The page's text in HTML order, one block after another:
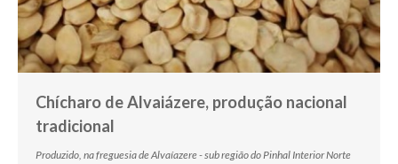
Chícharo de Alvaiázere, produção nacional
tradicional
Produzido, na freguesia de Alvaíazere - sub região do Pinhal Interior Norte